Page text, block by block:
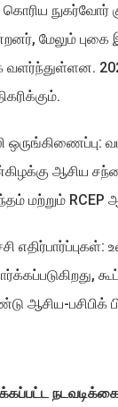
நுகர்வோர்
மேலும்
வளர்ந்துள்ளன.
ஆசிய
மற்றும் RCEP
பசிபிக்